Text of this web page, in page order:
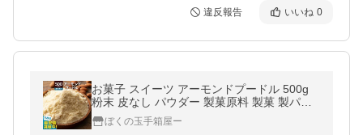
違反報告 いいね 0
お菓子 スイーツ アーモンドプードル 500g
粉末 皮なし パウダー 製菓原料 製菓 製パン
材料 送料無料 業務用 ポイント消化 ポイント
利用ぼくの玉手箱屋ー